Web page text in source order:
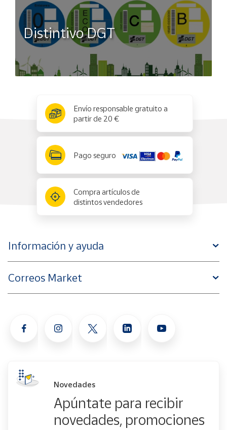
Distintivo DGT
Envío responsable gratuito a
partir de 20 €
Pago seguro
Compra artículos de
distintos vendedores
Información y ayuda
Correos Market
Novedades
Apúntate para recibir
novedades, promociones